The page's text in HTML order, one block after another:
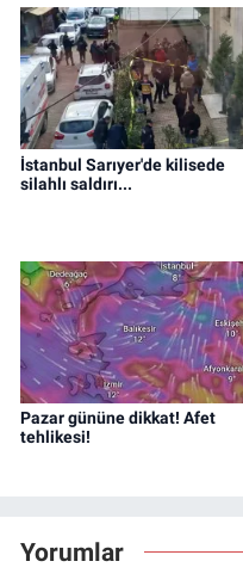
İstanbul Sarıyer'de kilisede
silahlı saldırı...
Pazar gününe dikkat! Afet
tehlikesi!
Yorumlar